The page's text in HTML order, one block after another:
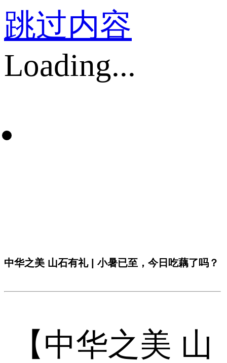
跳过内容
Loading...
中华之美 山石有礼 | 小暑已至，今日吃藕了吗？
【中华之美 山